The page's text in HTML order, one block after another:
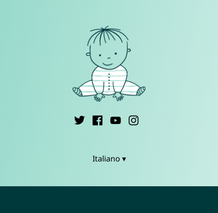
Italiano ▾